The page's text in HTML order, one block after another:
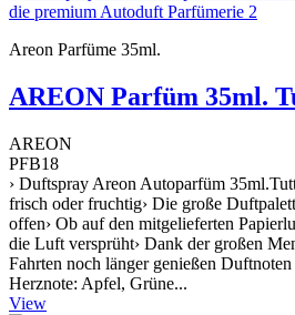
Areon Parfüme 35ml.
AREON Parfüm 35ml.
AREON
PFB18
› Duftspray Areon Autoparfüm
frisch oder fruchtig› Die große
offen› Ob auf den mitgelieferten
die Luft versprüht› Dank der großen
Fahrten noch länger genießen
Herznote: Apfel, Grüne...
View